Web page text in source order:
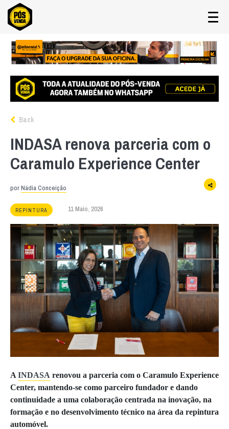
Back
INDASA renova parceria com o
Caramulo Experience Center
porNádia Conceição
REPINTURA 11 Maio, 2026
A INDASA renovou a parceria com o Caramulo Experience
Center, mantendo-se como parceiro fundador e dando
continuidade a uma colaboração centrada na inovação, na
formação e no desenvolvimento técnico na área da repintura
automóvel.